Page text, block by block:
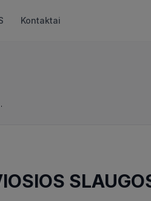
Kontaktai
TARPTAUTINIS)